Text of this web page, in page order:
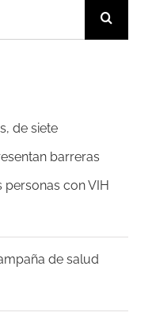
de siete
barreras
con VIH
de salud